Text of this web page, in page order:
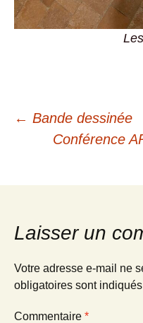
des
articles
← Bande dessinée
Conférence
Laisser un
Votre adresse e-mail ne
obligatoires sont
Commentaire *